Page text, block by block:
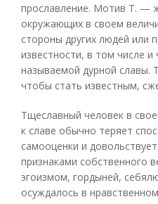
прославление. Мотив Т. —
окружающих в своем
стороны других людей или
известности, в том числе и
называемой дурной славы.
чтобы стать известным,
Тщеславный человек в
к славе обычно теряет
самооценки и
признаками собственного
эгоизмом, гордыней,
осуждалось в